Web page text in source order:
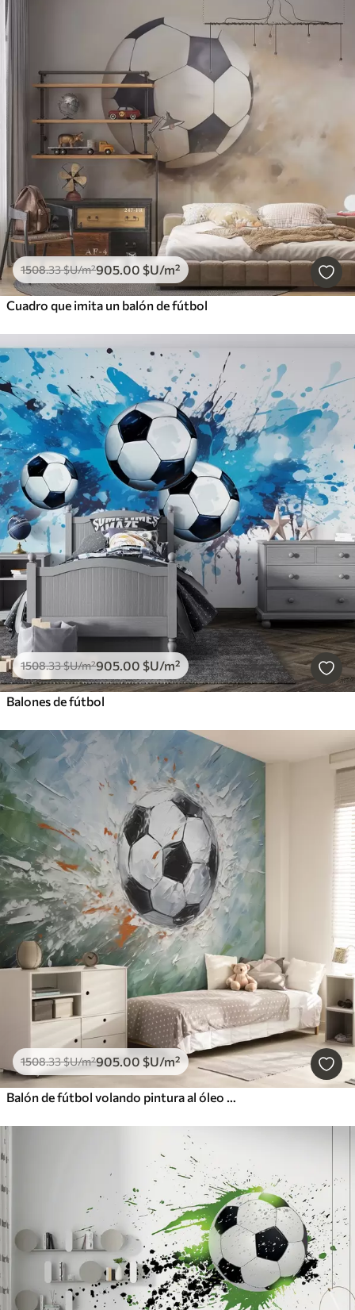
1508.33$U/m²905.00 $U/m²
Cuadro que imita un balón de fútbol
1508.33$U/m²905.00 $U/m²
Balones de fútbol
1508.33$U/m²905.00 $U/m²
Balón de fútbol volando pintura al óleo arte abstracto